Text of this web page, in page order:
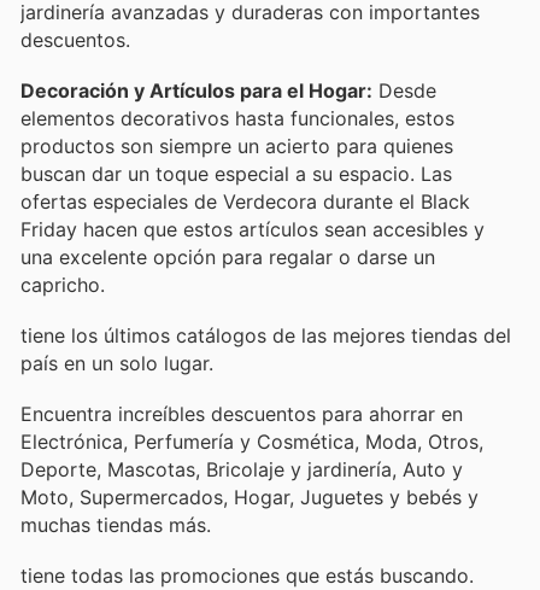
jardinería avanzadas y duraderas con importantes
descuentos.
Decoración y Artículos para el Hogar: Desde
elementos decorativos hasta funcionales, estos
productos son siempre un acierto para quienes
buscan dar un toque especial a su espacio. Las
ofertas especiales de Verdecora durante el Black
Friday hacen que estos artículos sean accesibles y
una excelente opción para regalar o darse un
capricho.
tiene los últimos catálogos de las mejores tiendas del
país en un solo lugar.
Encuentra increíbles descuentos para ahorrar en
Electrónica, Perfumería y Cosmética, Moda, Otros,
Deporte, Mascotas, Bricolaje y jardinería, Auto y
Moto, Supermercados, Hogar, Juguetes y bebés y
muchas tiendas más.
tiene todas las promociones que estás buscando.